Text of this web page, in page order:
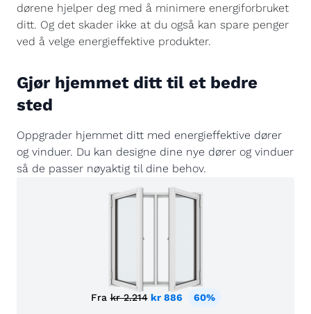
dørene hjelper deg med å minimere energiforbruket
ditt. Og det skader ikke at du også kan spare penger
ved å velge energieffektive produkter.
Gjør hjemmet ditt til et bedre
sted
Oppgrader hjemmet ditt med energieffektive dører
og vinduer. Du kan designe dine nye dører og vinduer
så de passer nøyaktig til dine behov.
Fra kr 2.214 kr 886 60%